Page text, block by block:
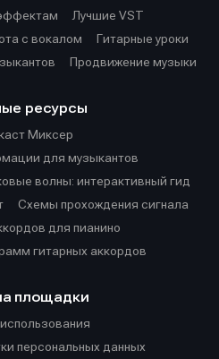
Лучшие VST
с вокалом
Гитарные уроки
Продвижение музыки
ресурсы
Миксер
для музыкантов
волны: интерактивный гид
Cхемы прохождения сигнала
для пианино
гитарных аккордов
площадки
персональных данных